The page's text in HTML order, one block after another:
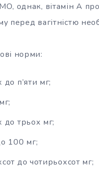
однак, вітамін А
перед вагітністю
норми:
п’яти мг;
трьох мг;
100 мг;
до чотирьохсот мг;